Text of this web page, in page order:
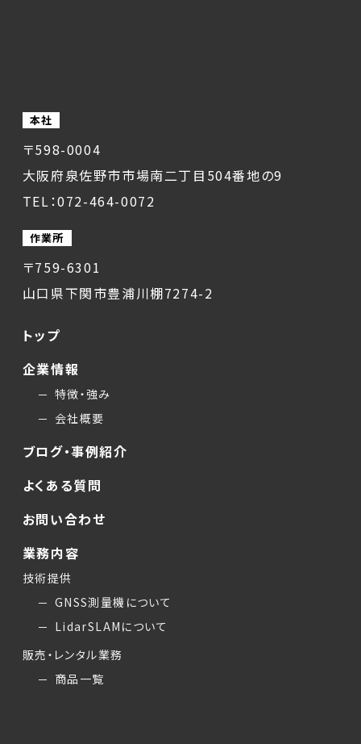
本社
〒598-0004
大阪府泉佐野市市場南二丁目504番地の9
TEL：072-464-0072
作業所
〒759-6301
山口県下関市豊浦川棚7274-2
トップ
企業情報
特徴・強み
会社概要
ブログ・事例紹介
よくある質問
お問い合わせ
業務内容
技術提供
GNSS測量機について
LidarSLAMについて
販売・レンタル業務
商品一覧